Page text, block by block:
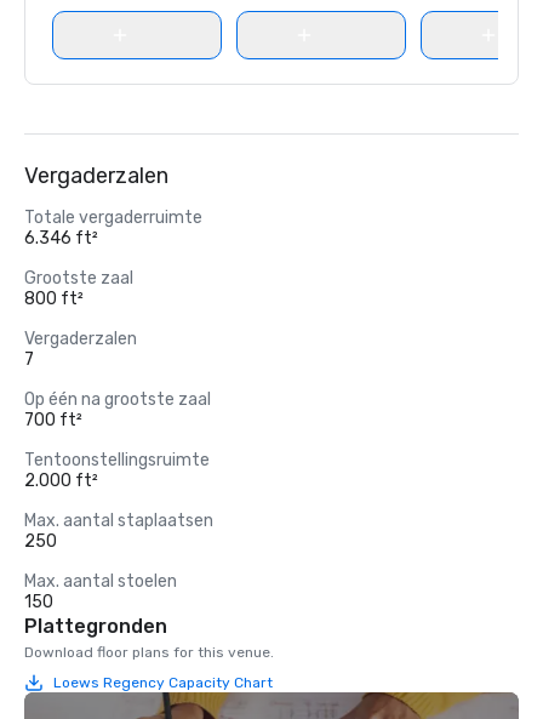
Vergaderzalen
Totale vergaderruimte
6.346 ft²
Grootste zaal
800 ft²
Vergaderzalen
7
Op één na grootste zaal
700 ft²
Tentoonstellingsruimte
2.000 ft²
Max. aantal staplaatsen
250
Max. aantal stoelen
150
Plattegronden
Download floor plans for this venue.
Loews Regency Capacity Chart